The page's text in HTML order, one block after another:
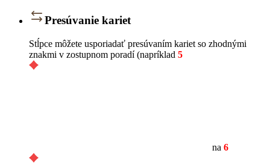
Presúvanie kariet
Stĺpce môžete usporiadať presúvaním kariet so zhodnými
znakmi v zostupnom poradí (napríklad 5
na 6